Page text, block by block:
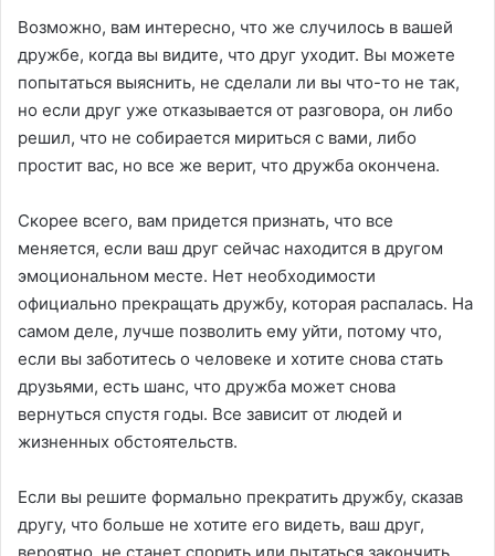
Возможно, вам интересно, что же случилось в вашей
дружбе, когда вы видите, что друг уходит. Вы можете
попытаться выяснить, не сделали ли вы что-то не так,
но если друг уже отказывается от разговора, он либо
решил, что не собирается мириться с вами, либо
простит вас, но все же верит, что дружба окончена.
Скорее всего, вам придется признать, что все
меняется, если ваш друг сейчас находится в другом
эмоциональном месте. Нет необходимости
официально прекращать дружбу, которая распалась. На
самом деле, лучше позволить ему уйти, потому что,
если вы заботитесь о человеке и хотите снова стать
друзьями, есть шанс, что дружба может снова
вернуться спустя годы. Все зависит от людей и
жизненных обстоятельств.
Если вы решите формально прекратить дружбу, сказав
другу, что больше не хотите его видеть, ваш друг,